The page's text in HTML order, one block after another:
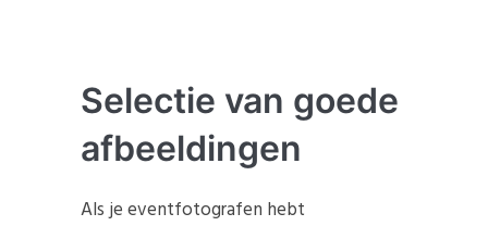
Selectie van goede
afbeeldingen
Als je eventfotografen hebt